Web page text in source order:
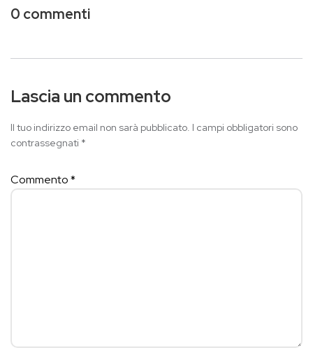
0 commenti
Lascia un commento
Il tuo indirizzo email non sarà pubblicato. I campi obbligatori sono
contrassegnati *
Commento*